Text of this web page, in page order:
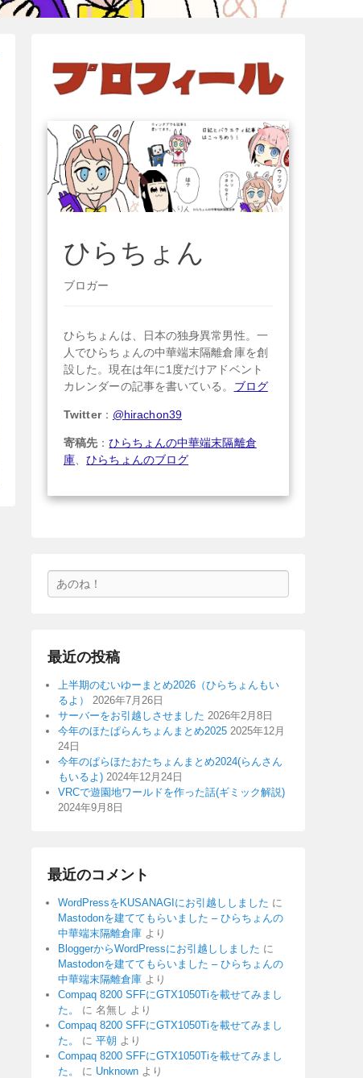
ひらちょん
ブロガー
ひらちょんは、日本の独身異常男性。一
人でひらちょんの中華端末隔離倉庫を創
設した。現在は年に1度だけアドベント
カレンダーの記事を書いている。 ブログ
Twitter： @hirachon39
寄稿先 ：ひらちょんの中華端末隔離倉
庫 、ひらちょんのブログ
索
最近の投稿
上半期のむいゆーまとめ2026（ひらちょんもい
るよ）
2026年7月26日
サーバーをお引越しさせました 2026年2月8日
今年のほたぱらんちょんまとめ2025 2025年12月
24日
今年のぱらほたおたちょんまとめ2024(らんさん
もいるよ) 2024年12月24日
VRCで遊園地ワールドを作った話(ギミック解説)
2024年9月8日
最近のコメント
WordPressをKUSANAGIにお引越ししました に
Mastodonを建ててもらいました – ひらちょんの
中華端末隔離倉庫 より
BloggerからWordPressにお引越ししました に
Mastodonを建ててもらいました – ひらちょんの
中華端末隔離倉庫 より
Compaq 8200 SFFにGTX1050Tiを載せてみまし
た。
に 名無し より
Compaq 8200 SFFにGTX1050Tiを載せてみまし
た。
に 平朝 より
Compaq 8200 SFFにGTX1050Tiを載せてみまし
た。
に Unknown より